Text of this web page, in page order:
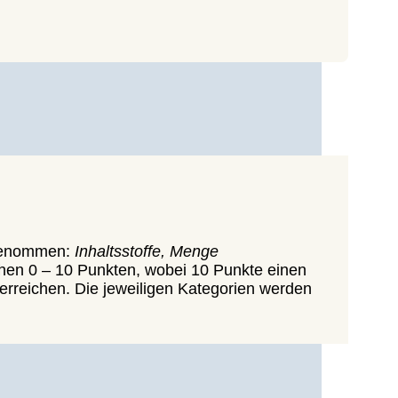
Inhaltsstoffe, Menge
0 – 10 Punkten, wobei 10 Punkte einen
Die jeweiligen Kategorien werden